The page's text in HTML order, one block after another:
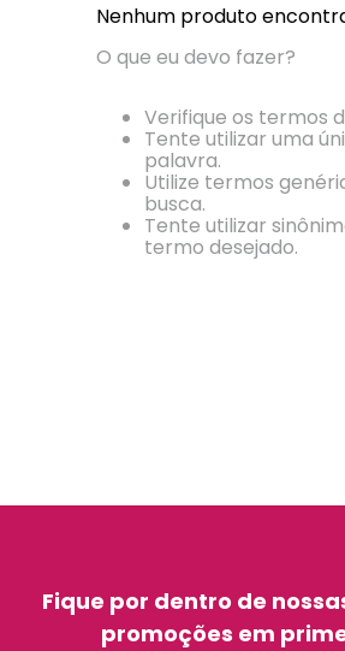
Nenhum produto
O que eu devo fazer?
Verifique os termos
Tente utilizar uma
palavra.
Utilize termos
busca.
Tente utilizar
termo desejado.
Fique por dentro de
promoções em